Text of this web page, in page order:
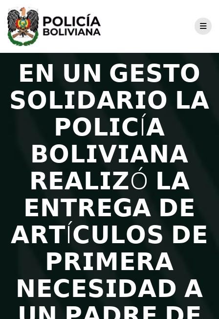
𝗘𝗡 𝗨𝗡 𝗚𝗘𝗦𝗧𝗢
𝗦𝗢𝗟𝗜𝗗𝗔𝗥𝗜𝗢 𝗟𝗔
𝗣𝗢𝗟𝗜𝗖Í𝗔
𝗕𝗢𝗟𝗜𝗩𝗜𝗔𝗡𝗔
𝗥𝗘𝗔𝗟𝗜𝗭Ó 𝗟𝗔
𝗘𝗡𝗧𝗥𝗘𝗚𝗔 𝗗𝗘
𝗔𝗥𝗧Í𝗖𝗨𝗟𝗢𝗦 𝗗𝗘
𝗣𝗥𝗜𝗠𝗘𝗥𝗔
𝗡𝗘𝗖𝗘𝗦𝗜𝗗𝗔𝗗 𝗔